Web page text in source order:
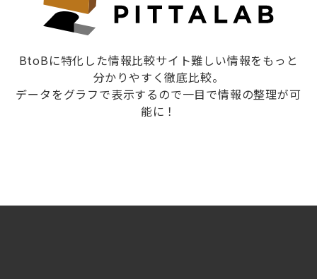
BtoBに特化した情報比較サイト難しい情報をもっと
分かりやすく徹底比較。
データをグラフで表示するので一目で情報の整理が可
能に！